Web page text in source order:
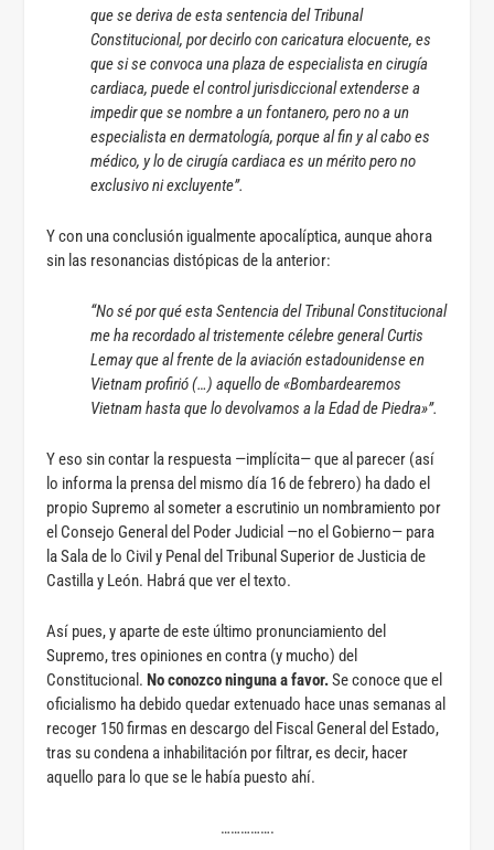
que se deriva de esta sentencia del Tribunal
Constitucional, por decirlo con caricatura elocuente, es
que si se convoca una plaza de especialista en cirugía
cardiaca, puede el control jurisdiccional extenderse a
impedir que se nombre a un fontanero, pero no a un
especialista en dermatología, porque al fin y al cabo es
médico, y lo de cirugía cardiaca es un mérito pero no
exclusivo ni excluyente”.
Y con una conclusión igualmente apocalíptica, aunque ahora
sin las resonancias distópicas de la anterior:
“No sé por qué esta Sentencia del Tribunal Constitucional
me ha recordado al tristemente célebre general Curtis
Lemay que al frente de la aviación estadounidense en
Vietnam profirió (…) aquello de «Bombardearemos
Vietnam hasta que lo devolvamos a la Edad de Piedra»”.
Y eso sin contar la respuesta —implícita— que al parecer (así
lo informa la prensa del mismo día 16 de febrero) ha dado el
propio Supremo al someter a escrutinio un nombramiento por
el Consejo General del Poder Judicial —no el Gobierno— para
la Sala de lo Civil y Penal del Tribunal Superior de Justicia de
Castilla y León. Habrá que ver el texto.
Así pues, y aparte de este último pronunciamiento del
Supremo, tres opiniones en contra (y mucho) del
Constitucional.No conozco ninguna a favor.Se conoce que el
oficialismo ha debido quedar extenuado hace unas semanas al
recoger 150 firmas en descargo del Fiscal General del Estado,
tras su condena a inhabilitación por filtrar, es decir, hacer
aquello para lo que se le había puesto ahí.
…………….